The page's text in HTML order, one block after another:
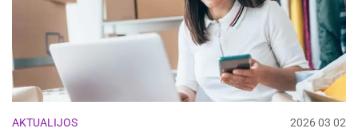
AKTUALIJOS
2026 03 02